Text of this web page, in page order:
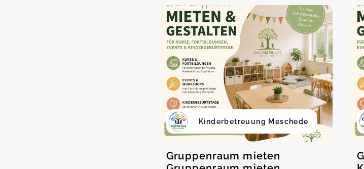
Kinderbetreuung Meschede
Gruppenraum mieten